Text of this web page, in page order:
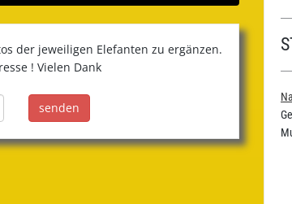
der jeweiligen Elefanten zu ergänzen.
! Vielen Dank